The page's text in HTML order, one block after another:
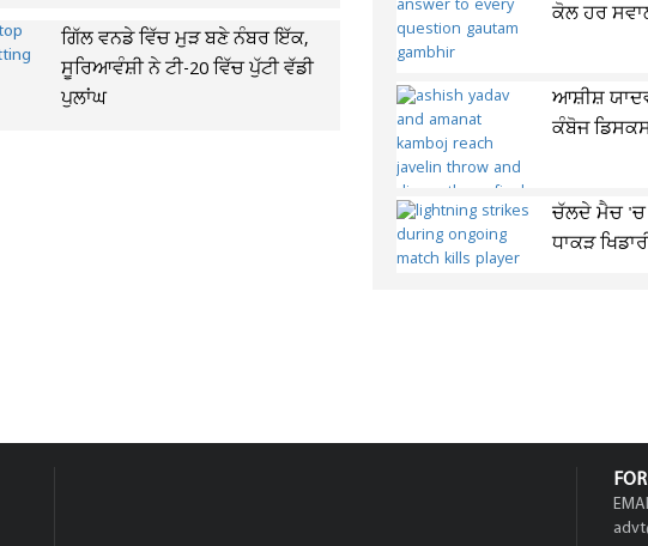
ਗਿੱਲ ਵਨਡੇ ਵਿੱਚ ਮੁੜ ਬਣੇ ਨੰਬਰ ਇੱਕ,
ਸੂਰਿਆਵੰਸ਼ੀ ਨੇ ਟੀ-20 ਵਿੱਚ ਪੁੱਟੀ ਵੱਡੀ
ਪੁਲਾਂਘ
ਕੋਲ ਹਰ
ਆਸ਼ੀਸ਼
ਕੰਬੋਜ
ਚੱਲਦੇ ਮੈਚ 'ਚ
ਧਾਕੜ